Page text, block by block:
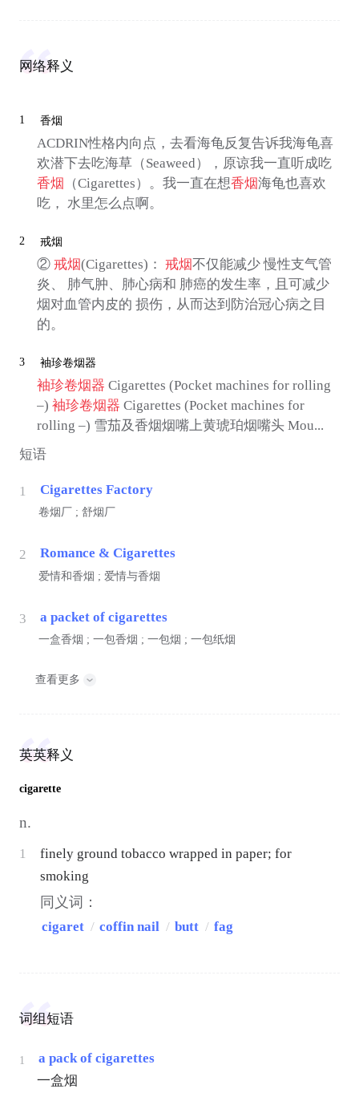
网络释义
1 香烟
ACDRIN性格内向点，去看海龟反复告诉我海龟喜
欢潜下去吃海草（Seaweed），原谅我一直听成吃
香烟 （Cigarettes）。我一直在想香烟海龟也喜欢
吃， 水里怎么点啊。
2 戒烟
② 戒烟(Cigarettes)： 戒烟不仅能减少 慢性支气管
炎、 肺气肿、肺心病和 肺癌的发生率，且可减少
烟对血管内皮的 损伤，从而达到防治冠心病之目
的。
3 袖珍卷烟器
袖珍卷烟器 Cigarettes (Pocket machines for rolling
–) 袖珍卷烟器 Cigarettes (Pocket machines for
rolling –) 雪茄及香烟烟嘴上黄琥珀烟嘴头 Mou...
短语
1 Cigarettes Factory
卷烟厂 ; 舒烟厂
2 Romance & Cigarettes
爱情和香烟 ; 爱情与香烟
3 a packet of cigarettes
一盒香烟 ; 一包香烟 ; 一包烟 ; 一包纸烟
查看更多
英英释义
cigarette
n.
1
finely ground tobacco wrapped in paper; for
smoking
同义词：
cigaret / coffin nail / butt / fag
词组短语
1
a pack of cigarettes
一盒烟